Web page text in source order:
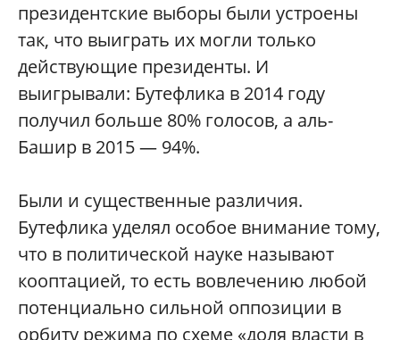
президентские выборы были устроены
так, что выиграть их могли только
действующие президенты. И
выигрывали: Бутефлика в 2014 году
получил больше 80% голосов, а аль-
Башир в 2015 — 94%.
Были и существенные различия.
Бутефлика уделял особое внимание тому,
что в политической науке называют
кооптацией, то есть вовлечению любой
потенциально сильной оппозиции в
орбиту режима по схеме «доля власти в